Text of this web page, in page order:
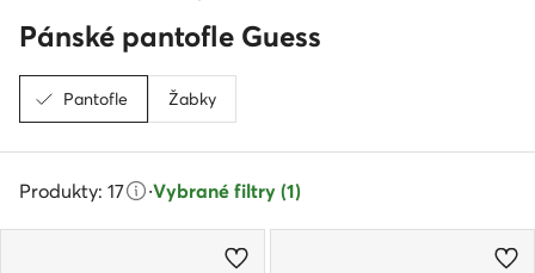
Pánské pantofle Guess
Pantofle Žabky
Produkty: 17 ·Vybrané filtry (1)